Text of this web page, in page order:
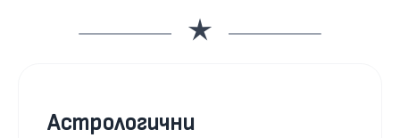
Астрологични